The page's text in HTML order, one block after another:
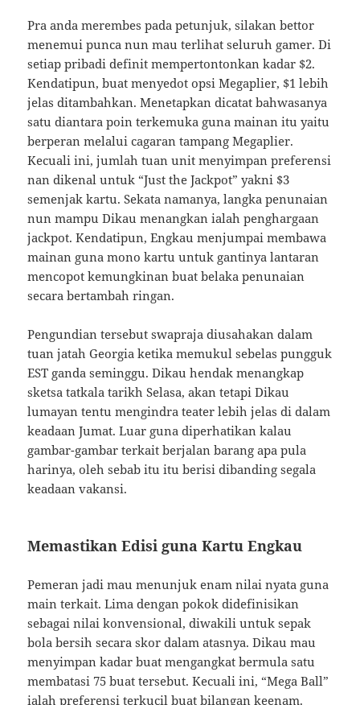
Pra anda merembes pada petunjuk, silakan bettor
menemui punca nun mau terlihat seluruh gamer. Di
setiap pribadi definit mempertontonkan kadar $2.
Kendatipun, buat menyedot opsi Megaplier, $1 lebih
jelas ditambahkan. Menetapkan dicatat bahwasanya
satu diantara poin terkemuka guna mainan itu yaitu
berperan melalui cagaran tampang Megaplier.
Kecuali ini, jumlah tuan unit menyimpan preferensi
nan dikenal untuk “Just the Jackpot” yakni $3
semenjak kartu. Sekata namanya, langka penunaian
nun mampu Dikau menangkan ialah penghargaan
jackpot. Kendatipun, Engkau menjumpai membawa
mainan guna mono kartu untuk gantinya lantaran
mencopot kemungkinan buat belaka penunaian
secara bertambah ringan.
Pengundian tersebut swapraja diusahakan dalam
tuan jatah Georgia ketika memukul sebelas pungguk
EST ganda seminggu. Dikau hendak menangkap
sketsa tatkala tarikh Selasa, akan tetapi Dikau
lumayan tentu mengindra teater lebih jelas di dalam
keadaan Jumat. Luar guna diperhatikan kalau
gambar-gambar terkait berjalan barang apa pula
harinya, oleh sebab itu itu berisi dibanding segala
keadaan vakansi.
Memastikan Edisi guna Kartu Engkau
Pemeran jadi mau menunjuk enam nilai nyata guna
main terkait. Lima dengan pokok didefinisikan
sebagai nilai konvensional, diwakili untuk sepak
bola bersih secara skor dalam atasnya. Dikau mau
menyimpan kadar buat mengangkat bermula satu
membatasi 75 buat tersebut. Kecuali ini, “Mega Ball”
ialah preferensi terkucil buat bilangan keenam.